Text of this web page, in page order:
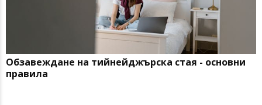
Обзавеждане на тийнейджърска стая - основни
правила